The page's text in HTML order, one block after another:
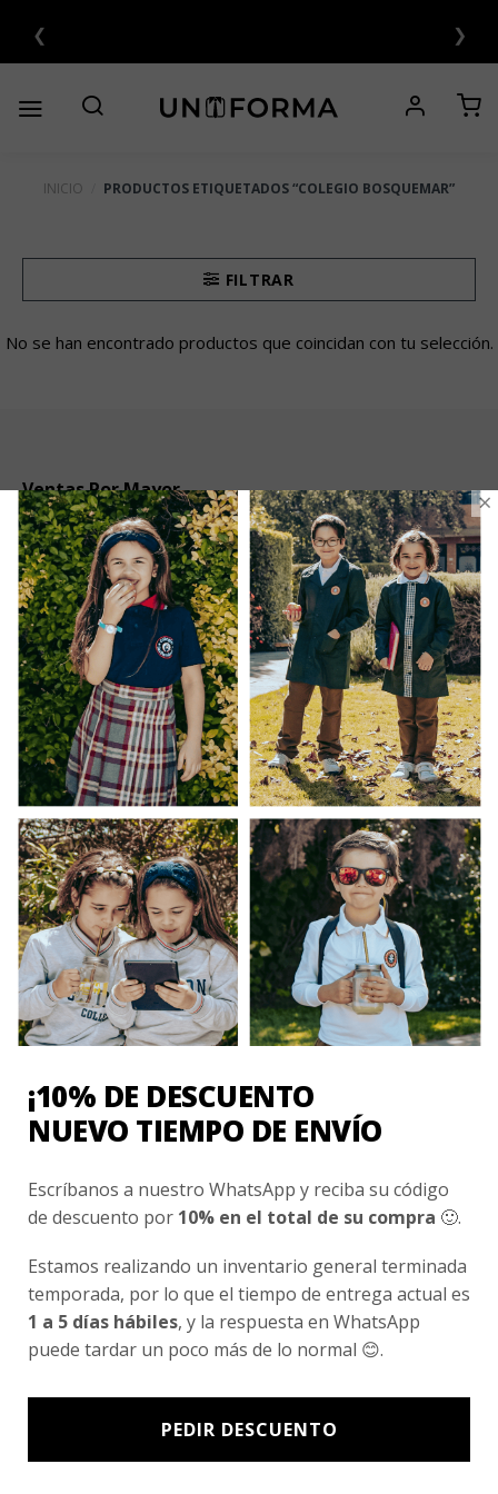
contenido
❮ ❯
INICIO PRODUCTOS ETIQUETADOS “COLEGIO BOSQUEMAR”
FILTRAR
No se han encontrado productos que coincidan con tu selección.
Ventas Por Mayor
Uniforme Escolar Genéricos
Uniforme Escolar Colegios
Uniforme Empresas
Uniforme Clínico
Esenciales
Ayuda Al Cliente
Contacto
¿Cómo Comprar?
Cambios y Devoluciones
¿Cómo Medirme?
Conocenos
Nosotros
Inversionistas
Blog
Newsletter signup
Subscríbete a nuestro Newsletter y obtén ofertas exclusivas y
novedades directamente en tu e-mail.
¡10% DE DESCUENTO
NUEVO TIEMPO DE ENVÍO
Escríbanos a nuestro WhatsApp y reciba su código
de descuento por 10% en el total de su compra 🙂.
Estamos realizando un inventario general terminada
temporada, por lo que el tiempo de entrega actual es
1 a 5 días hábiles, y la respuesta en WhatsApp
puede tardar un poco más de lo normal 😊.
PEDIR DESCUENTO
×